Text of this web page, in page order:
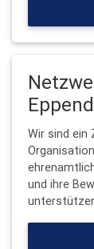
Wir sind ein
und ihre